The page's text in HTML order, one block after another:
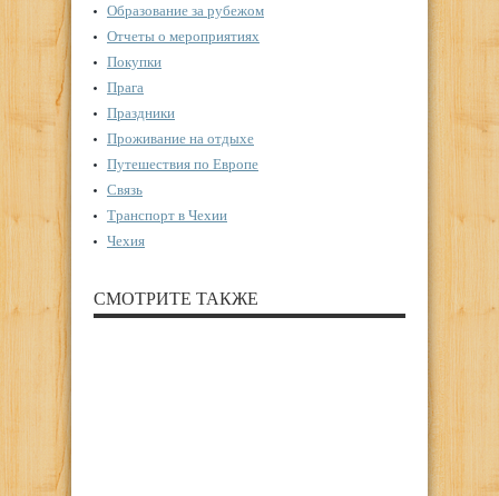
Образование за рубежом
Отчеты о мероприятиях
Покупки
Прага
Праздники
Проживание на отдыхе
Путешествия по Европе
Связь
Транспорт в Чехии
Чехия
СМОТРИТЕ ТАКЖЕ